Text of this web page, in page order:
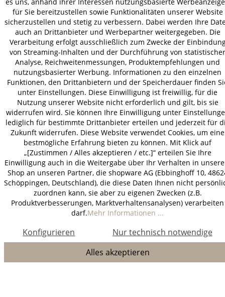
AGB Datenschutz
Impressum
© 2026 HOLZ-LEUTE
* Alle Preise inkl. gesetzl. Mehrwertsteuer zzgl.Versandkosten.
für Sie bereitzustellen sowie Funktionalitäten unserer Website
sicherzustellen und stetig zu verbessern. Dabei werden Ihre
auch an Drittanbieter und Werbepartner weitergegeben. Die
Verarbeitung erfolgt ausschließlich zum Zwecke der
von Streaming-Inhalten und der Durchführung von statistischer
Analyse, Reichweitenmessungen, Produktempfehlungen und
nutzungsbasierter Werbung. Informationen zu den einzelnen
Funktionen, den Drittanbietern und der Speicherdauer finden
unter Einstellungen. Diese Einwilligung ist freiwillig, für die
Nutzung unserer Website nicht erforderlich und gilt, bis sie
widerrufen wird. Sie können Ihre Einwilligung unter
lediglich für bestimmte Drittanbieter erteilen und jederzeit für
Zukunft widerrufen. Diese Website verwendet Cookies, um eine
bestmögliche Erfahrung bieten zu können. Mit Klick auf
„[Zustimmen / Alles akzeptieren / etc.]“ erteilen Sie Ihre
Einwilligung auch in die Weitergabe über Ihr Verhalten in
Shop an unseren Partner, die shopware AG (Ebbinghoff 10,
Schöppingen, Deutschland), die diese Daten Ihnen nicht
zuordnen kann, sie aber zu eigenen Zwecken (z.B.
Produktverbesserungen, Marktverhaltensanalysen) verarbeiten
darf.Mehr Informationen ...
Nur technisch notwendige
Konfigurieren
Alles akzeptieren